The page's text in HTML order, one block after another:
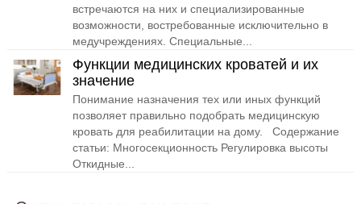
встречаются на них и специализированные
возможности, востребованные исключительно в
медучреждениях. Специальные...
Функции медицинских кроватей и их
значение
Понимание назначения тех или иных функций
позволяет правильно подобрать медицинскую
кровать для реабилитации на дому. Содержание
статьи: Многосекционность Регулировка высоты
Откидные...